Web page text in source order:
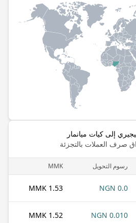
إلى كيات ميانمار
صرف العملات بالتجزئة
رسوم التحويل MMK
0.0 NGN
1.53 MMK
0.010 NGN
1.52 MMK